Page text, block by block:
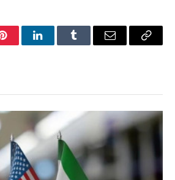
PinterestLinkedInTumblr Email
Copy